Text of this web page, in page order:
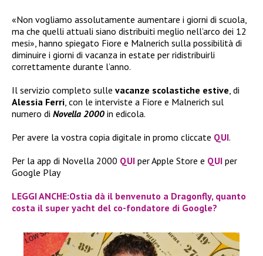
«Non vogliamo assolutamente aumentare i giorni di scuola,
ma che quelli attuali siano distribuiti meglio nell’arco dei 12
mesi», hanno spiegato Fiore e Malnerich sulla possibilità di
diminuire i giorni di vacanza in estate per ridistribuirli
correttamente durante l’anno.
Il servizio completo sulle vacanze scolastiche estive , di
Alessia Ferri , con le interviste a Fiore e Malnerich sul
numero di Novella 2000 in edicola.
Per avere la vostra copia digitale in promo cliccate QUI.
Per la app di Novella 2000 QUI per Apple Store e QUI per
Google Play
LEGGI ANCHE:Ostia dà il benvenuto a Dragonfly, quanto
costa il super yacht del co-fondatore di Google?